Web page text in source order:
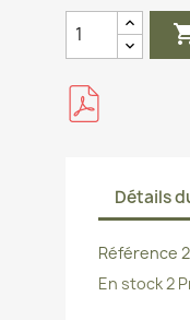
Détails
Référence
En stock 2